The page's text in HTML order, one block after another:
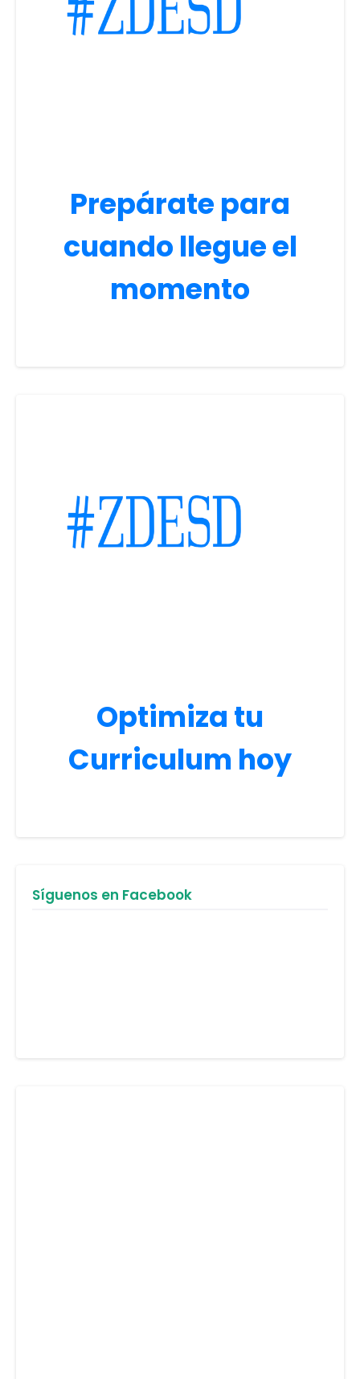
Prepárate para
cuando llegue el
momento
Optimiza tu
Curriculum hoy
Síguenos en Facebook